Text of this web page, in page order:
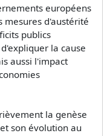
européens
mesures d'austérité
publics
la cause
aussi l'impact
la genèse
son évolution au